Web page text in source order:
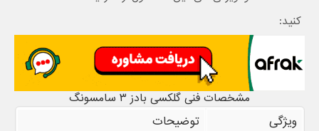
کنید:
مشخصات فنی گلکسی بادز ۳ سامسونگ
ویژگی توضیحات